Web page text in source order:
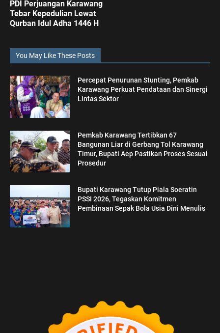
PDI Perjuangan Karawang
Tebar Kepedulian Lewat
Qurban Idul Adha 1446 H
You May Like These Posts
Percepat Penurunan Stunting, Pemkab
Karawang Perkuat Pendataan dan Sinergi
Lintas Sektor
Pemkab Karawang Tertibkan 67
Bangunan Liar di Gerbang Tol Karawang
Timur, Bupati Aep Pastikan Proses Sesuai
Prosedur
Bupati Karawang Tutup Piala Soeratin
PSSI 2026, Tegaskan Komitmen
Pembinaan Sepak Bola Usia Dini Menulis